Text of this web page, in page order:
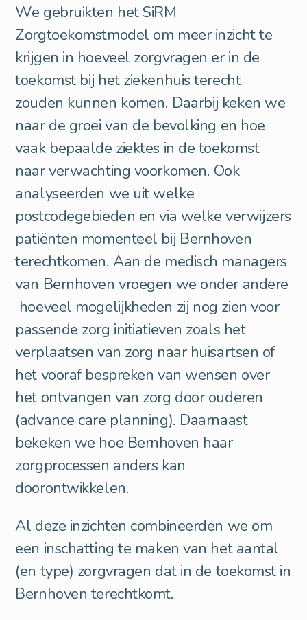
We gebruikten het SiRM
Zorgtoekomstmodel om meer inzicht te
krijgen in hoeveel zorgvragen er in de
toekomst bij het ziekenhuis terecht
zouden kunnen komen. Daarbij keken we
naar de groei van de bevolking en hoe
vaak bepaalde ziektes in de toekomst
naar verwachting voorkomen. Ook
analyseerden we uit welke
postcodegebieden en via welke verwijzers
patiënten momenteel bij Bernhoven
terechtkomen. Aan de medisch managers
van Bernhoven vroegen we onder andere
hoeveel mogelijkheden zij nog zien voor
passende zorg initiatieven zoals het
verplaatsen van zorg naar huisartsen of
het vooraf bespreken van wensen over
het ontvangen van zorg door ouderen
(advance care planning). Daarnaast
bekeken we hoe Bernhoven haar
zorgprocessen anders kan
doorontwikkelen.
Al deze inzichten combineerden we om
een inschatting te maken van het aantal
(en type) zorgvragen dat in de toekomst in
Bernhoven terechtkomt.